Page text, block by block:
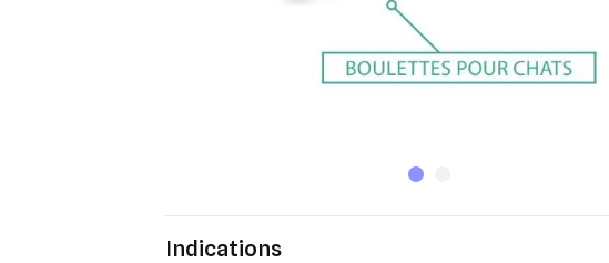
Indications